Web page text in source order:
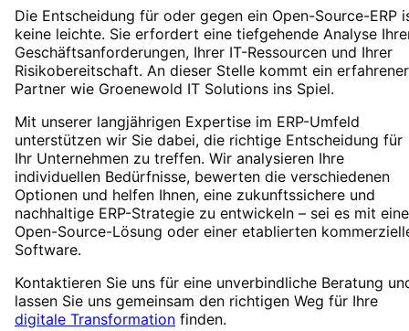
Die Entscheidung für oder gegen ein Open-Source-ERP
keine leichte. Sie erfordert eine tiefgehende Analyse
Geschäftsanforderungen, Ihrer IT-Ressourcen und Ihrer
Risikobereitschaft. An dieser Stelle kommt ein erfahrener
Partner wie Groenewold IT Solutions ins Spiel.
Mit unserer langjährigen Expertise im ERP-Umfeld
unterstützen wir Sie dabei, die richtige Entscheidung für
Ihr Unternehmen zu treffen. Wir analysieren Ihre
individuellen Bedürfnisse, bewerten die verschiedenen
Optionen und helfen Ihnen, eine zukunftssichere und
nachhaltige ERP-Strategie zu entwickeln – sei es mit
Open-Source-Lösung oder einer etablierten
Software.
Kontaktieren Sie uns für eine unverbindliche Beratung
lassen Sie uns gemeinsam den richtigen Weg für Ihre
digitale Transformation finden.